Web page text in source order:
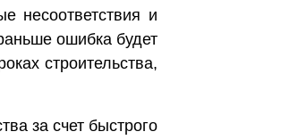
несоответствия и
ошибка будет
строительства,
за счет быстрого